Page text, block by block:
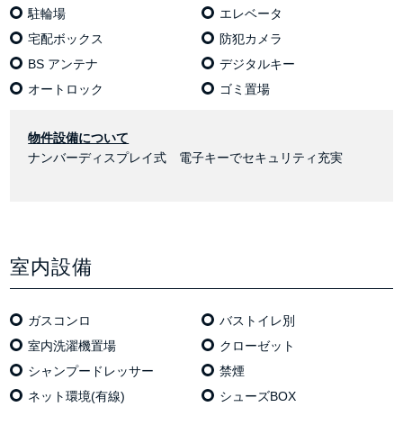
駐輪場
エレベータ
宅配ボックス
防犯カメラ
BS アンテナ
デジタルキー
オートロック
ゴミ置場
物件設備について
ナンバーディスプレイ式 電子キーでセキュリティ充実
室内設備
ガスコンロ
バストイレ別
室内洗濯機置場
クローゼット
シャンプードレッサー
禁煙
ネット環境(有線)
シューズBOX